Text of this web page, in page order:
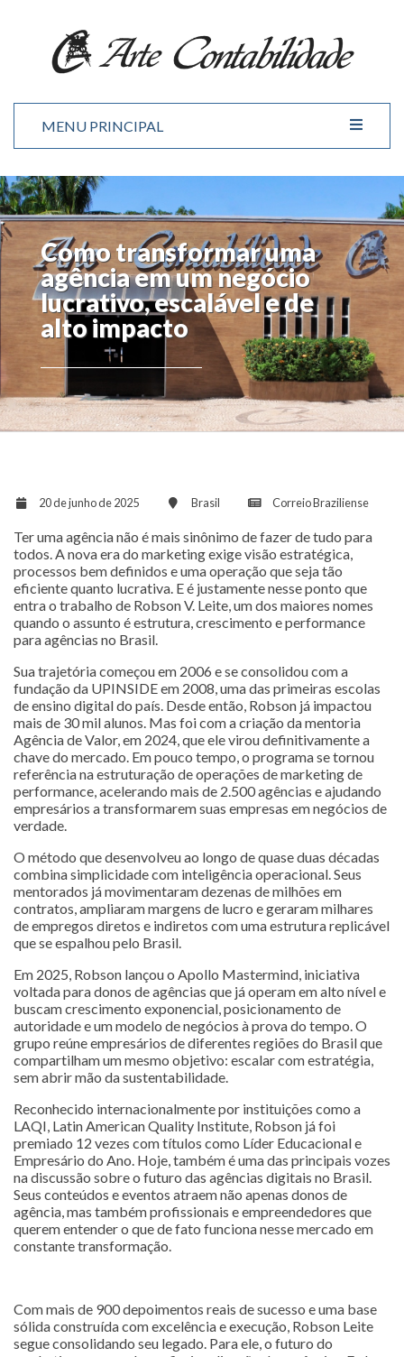
MENU PRINCIPAL
Como transformar uma
agência em um negócio
lucrativo, escalável e de
alto impacto
20 de junho de 2025 Brasil Correio Braziliense
Ter uma agência não é mais sinônimo de fazer de tudo para
todos. A nova era do marketing exige visão estratégica,
processos bem definidos e uma operação que seja tão
eficiente quanto lucrativa. E é justamente nesse ponto que
entra o trabalho de Robson V. Leite, um dos maiores nomes
quando o assunto é estrutura, crescimento e performance
para agências no Brasil.
Sua trajetória começou em 2006 e se consolidou com a
fundação da UPINSIDE em 2008, uma das primeiras escolas
de ensino digital do país. Desde então, Robson já impactou
mais de 30 mil alunos. Mas foi com a criação da mentoria
Agência de Valor, em 2024, que ele virou definitivamente a
chave do mercado. Em pouco tempo, o programa se tornou
referência na estruturação de operações de marketing de
performance, acelerando mais de 2.500 agências e ajudando
empresários a transformarem suas empresas em negócios de
verdade.
O método que desenvolveu ao longo de quase duas décadas
combina simplicidade com inteligência operacional. Seus
mentorados já movimentaram dezenas de milhões em
contratos, ampliaram margens de lucro e geraram milhares
de empregos diretos e indiretos com uma estrutura replicável
que se espalhou pelo Brasil.
Em 2025, Robson lançou o Apollo Mastermind, iniciativa
voltada para donos de agências que já operam em alto nível e
buscam crescimento exponencial, posicionamento de
autoridade e um modelo de negócios à prova do tempo. O
grupo reúne empresários de diferentes regiões do Brasil que
compartilham um mesmo objetivo: escalar com estratégia,
sem abrir mão da sustentabilidade.
Reconhecido internacionalmente por instituições como a
LAQI, Latin American Quality Institute, Robson já foi
premiado 12 vezes com títulos como Líder Educacional e
Empresário do Ano. Hoje, também é uma das principais vozes
na discussão sobre o futuro das agências digitais no Brasil.
Seus conteúdos e eventos atraem não apenas donos de
agência, mas também profissionais e empreendedores que
querem entender o que de fato funciona nesse mercado em
constante transformação.
Com mais de 900 depoimentos reais de sucesso e uma base
sólida construída com excelência e execução, Robson Leite
segue consolidando seu legado. Para ele, o futuro do